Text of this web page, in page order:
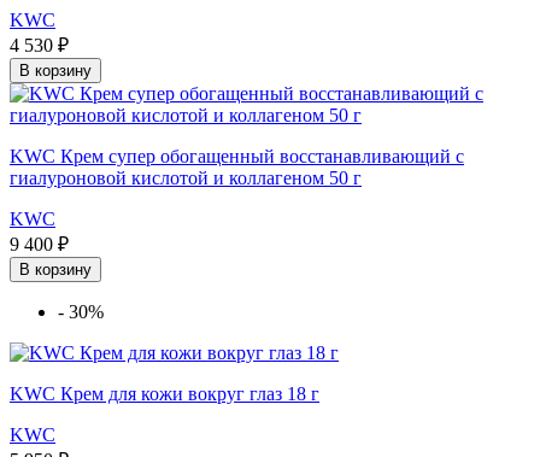
KWC
4 530 ₽
В корзину
KWC Крем супер обогащенный восстанавливающий с
гиалуроновой кислотой и коллагеном 50 г
KWC
9 400 ₽
В корзину
- 30%
KWC Крем для кожи вокруг глаз 18 г
KWC